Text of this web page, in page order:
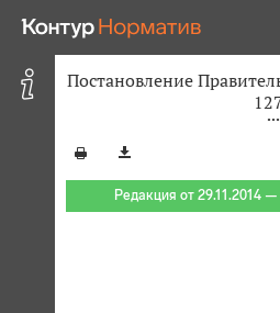
Постановление
Редакция от 29.11.2014 —